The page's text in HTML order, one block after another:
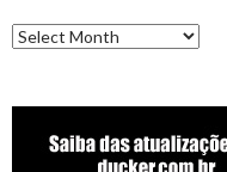
Archives